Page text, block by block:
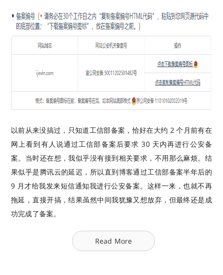
以前从来没搞过，只知道工信部备案，恰好在大约 2 个月前有在
网上看到有人说通过工信部备案后要求 30 天内再进行公安备
案。当时还在想，我似乎没有接到相关要求，不用那么麻烦。结
果似乎是腾讯云的延迟，所以直到博客通过工信部备案半年后的
9 月才给我发来短信通知我进行公安备案。这样一来，也就不再
拖延，直接开搞，结果虽然中间我犹豫又想放弃，但最终还是成
功完成了备案。
Read More